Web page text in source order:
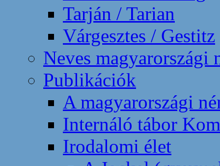
Tarján / Tarian
Várgesztes / Gestitz
Neves magyarországi
Publikációk
A magyarországi
Internáló tábor
Irodalomi élet